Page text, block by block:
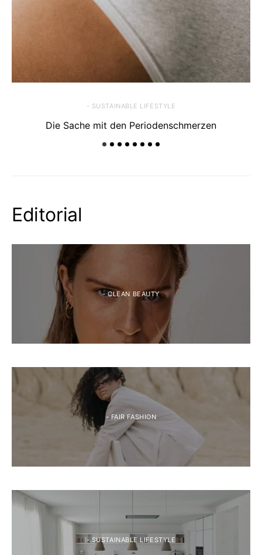
- SUSTAINABLE LIFESTYLE
Die Sache mit den Periodenschmerzen
Editorial
- CLEAN BEAUTY
- FAIR FASHION
- SUSTAINABLE LIFESTYLE